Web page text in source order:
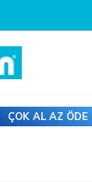
ÇOK AL AZ ÖDE